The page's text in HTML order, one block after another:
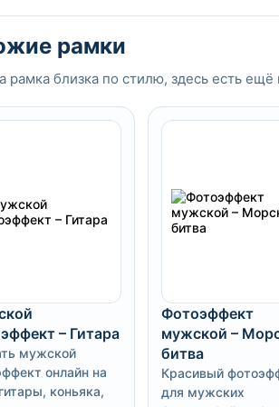
рамки
рамка близка по стилю, здесь есть
– Гитара
мужской
онлайн на
коньяка,
Фотоэффект
мужской –
битва
Красивый
для мужских